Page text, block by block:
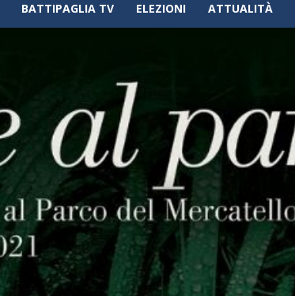
BATTIPAGLIA TV ELEZIONI ATTUALITÀ